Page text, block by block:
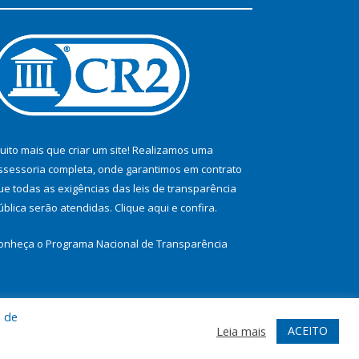
mais que criar um site! Realizamos uma
completa, onde garantimos em contrato
todas as exigências das leis de transparência
serão atendidas. Clique aqui e confira.
o Programa Nacional de Transparência
Acessar Webmail
de
Leia mais ACEITO